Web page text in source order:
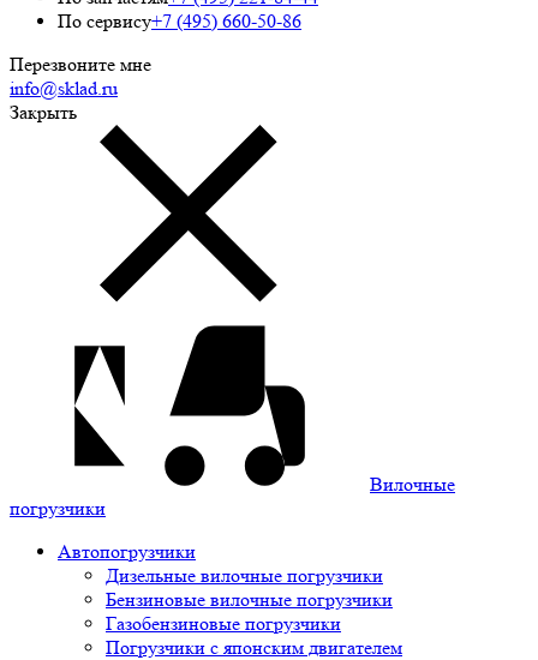
По сервису+7 (495) 660-50-86
Перезвоните мне
info@sklad.ru
Закрыть
Вилочные
погрузчики
Автопогрузчики
Дизельные вилочные погрузчики
Бензиновые вилочные погрузчики
Газобензиновые погрузчики
Погрузчики с японским двигателем